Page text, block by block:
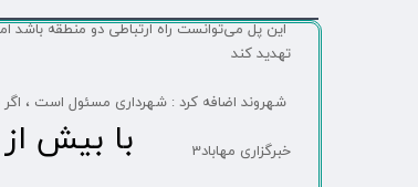
این پل می‌توانست راه ارتباطی دو منطقه باشد
تهدید کند
شهروند اضافه کرد : شهرداری مسئول است ، اگر
خبرگزاری مهاباد3
​با بیش از 200 هزاردنبال کننده محبوب ترین رسانه مردمی شهر مهاباد​​​​​​​​​​​​​​